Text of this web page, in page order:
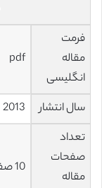
فرمت
مقاله
انگلیسی
pdf
سال انتشار
2013
تعداد
صفحات
مقاله
10 صفحه با فرمت pdf